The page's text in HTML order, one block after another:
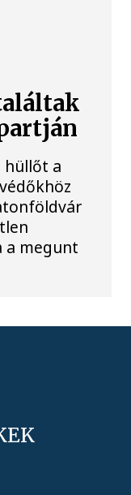
hüllőt a
a megunt